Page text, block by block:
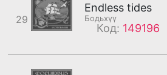
29
Endless tides
Бодьхүү
Код: 149196